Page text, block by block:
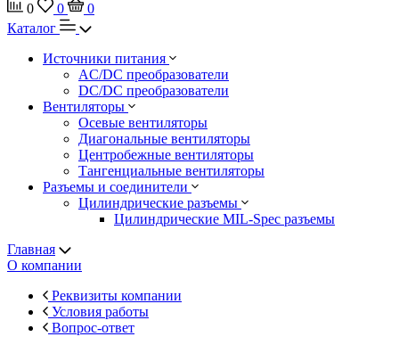
0 0
0
Каталог
Источники питания
AC/DC преобразователи
DC/DC преобразователи
Вентиляторы
Осевые вентиляторы
Диагональные вентиляторы
Центробежные вентиляторы
Тангенциальные вентиляторы
Разъемы и соединители
Цилиндрические разъемы
Цилиндрические MIL-Spec разъемы
Главная
О компании
Реквизиты компании
Условия работы
Вопрос-ответ